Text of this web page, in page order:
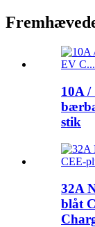
10A /
stik
32A
blåt